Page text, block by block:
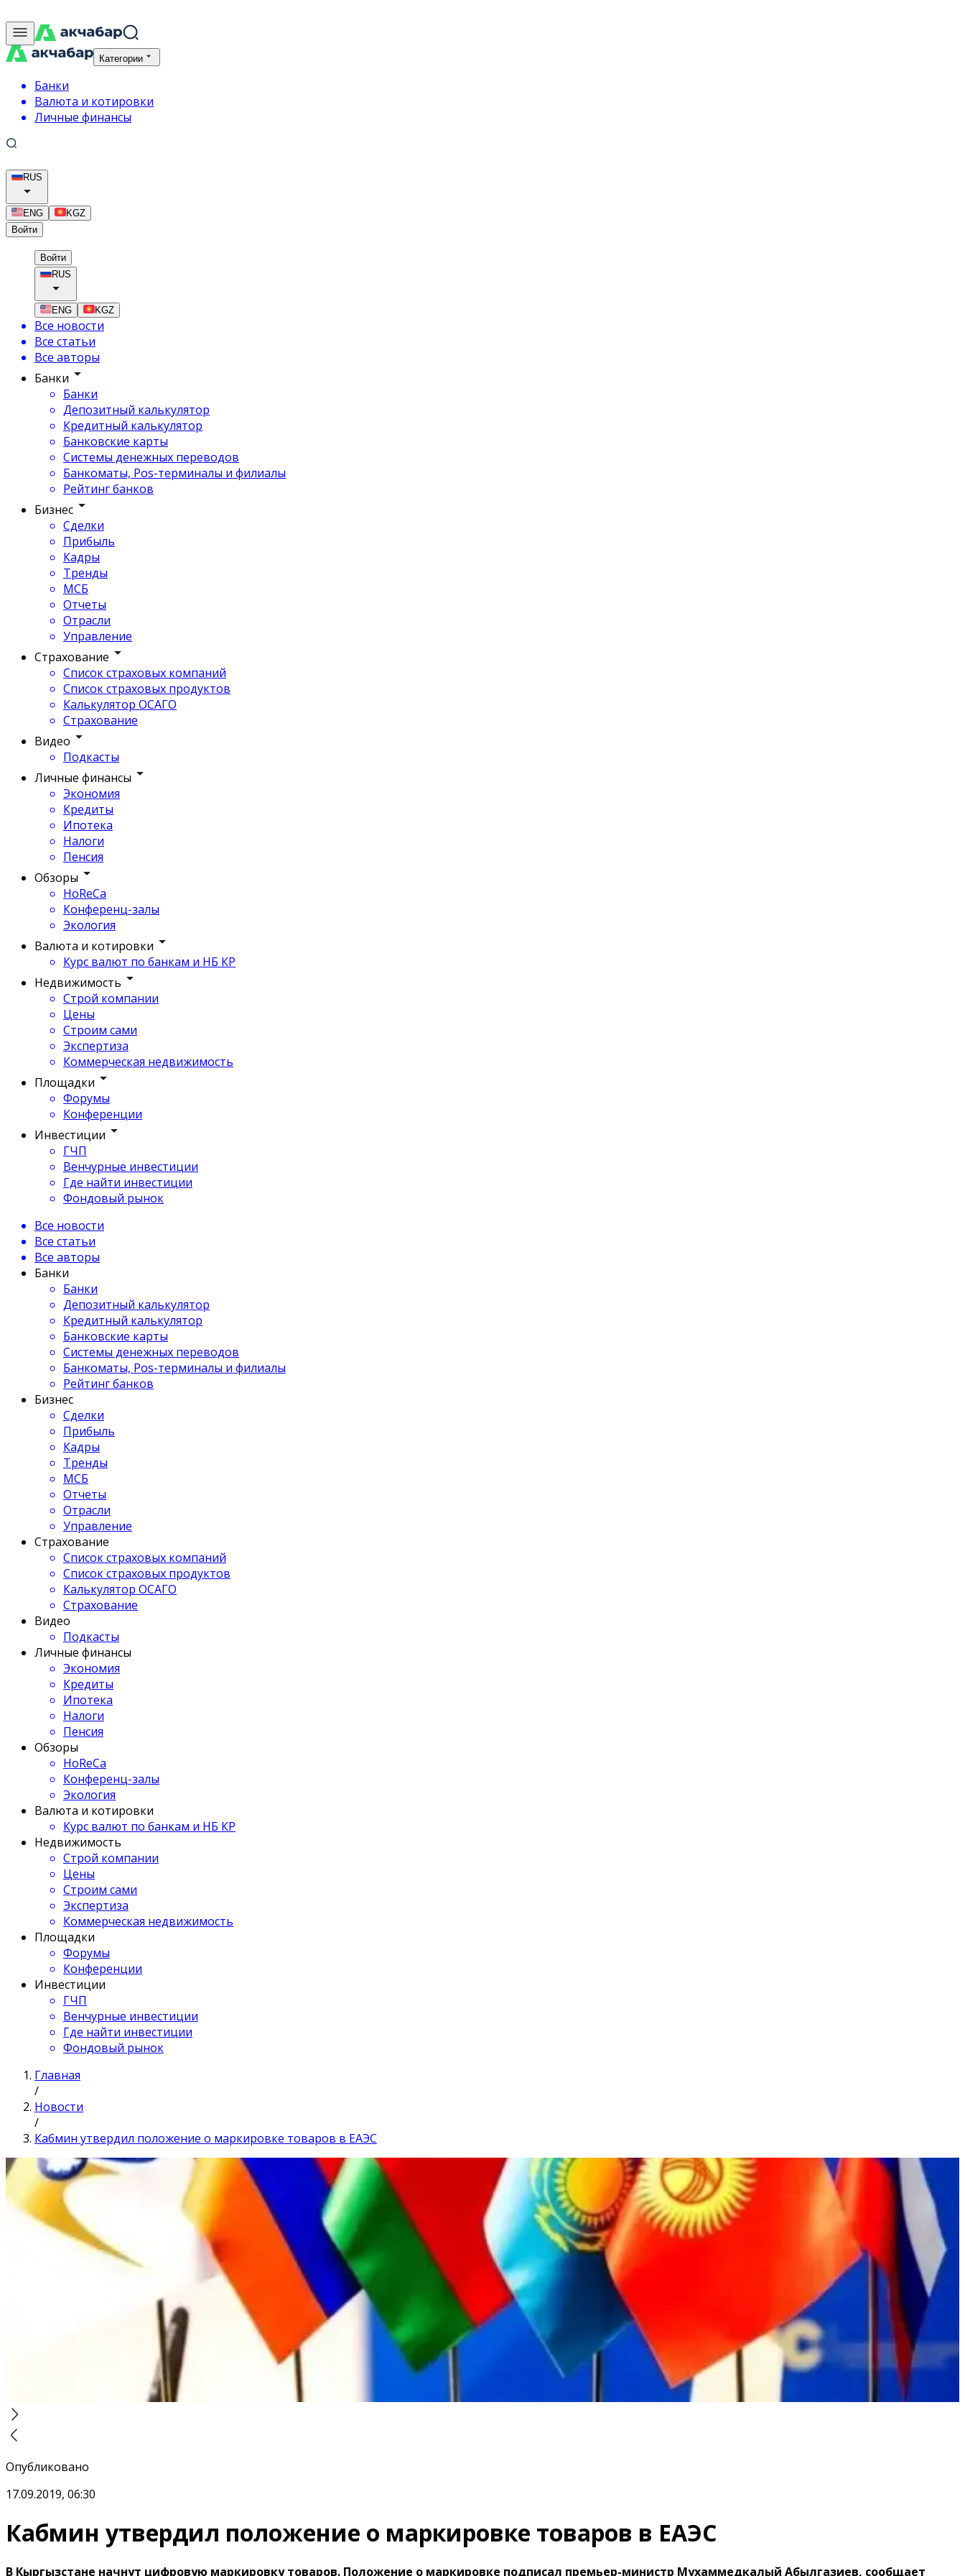
Категории
Банки
Валюта и котировки
Личные финансы
RUS
ENG
KGZ
Войти
Войти
RUS
ENG KGZ
Все новости
Все статьи
Все авторы
Банки
Банки
Депозитный калькулятор
Кредитный калькулятор
Банковские карты
Системы денежных переводов
Банкоматы, Pos-терминалы и филиалы
Рейтинг банков
Бизнес
Сделки
Прибыль
Кадры
Тренды
МСБ
Отчеты
Отрасли
Управление
Страхование
Список страховых компаний
Список страховых продуктов
Калькулятор ОСАГО
Страхование
Видео
Подкасты
Личные финансы
Экономия
Кредиты
Ипотека
Налоги
Пенсия
Обзоры
HoReCa
Конференц-залы
Экология
Валюта и котировки
Курс валют по банкам и НБ КР
Недвижимость
Строй компании
Цены
Строим сами
Экспертиза
Коммерческая недвижимость
Площадки
Форумы
Конференции
Инвестиции
ГЧП
Венчурные инвестиции
Где найти инвестиции
Фондовый рынок
Все новости
Все статьи
Все авторы
Банки
Банки
Депозитный калькулятор
Кредитный калькулятор
Банковские карты
Системы денежных переводов
Банкоматы, Pos-терминалы и филиалы
Рейтинг банков
Бизнес
Сделки
Прибыль
Кадры
Тренды
МСБ
Отчеты
Отрасли
Управление
Страхование
Список страховых компаний
Список страховых продуктов
Калькулятор ОСАГО
Страхование
Видео
Подкасты
Личные финансы
Экономия
Кредиты
Ипотека
Налоги
Пенсия
Обзоры
HoReCa
Конференц-залы
Экология
Валюта и котировки
Курс валют по банкам и НБ КР
Недвижимость
Строй компании
Цены
Строим сами
Экспертиза
Коммерческая недвижимость
Площадки
Форумы
Конференции
Инвестиции
ГЧП
Венчурные инвестиции
Где найти инвестиции
Фондовый рынок
Главная
/
Новости
/
Кабмин утвердил положение о маркировке товаров в ЕАЭС
Опубликовано
17.09.2019, 06:30
Кабмин утвердил положение о маркировке товаров в ЕАЭС
В Кыргызстане начнут цифровую маркировку товаров. Положение о маркировке подписал премьер-министр Мухаммедкалый Абылгазиев, сообщает